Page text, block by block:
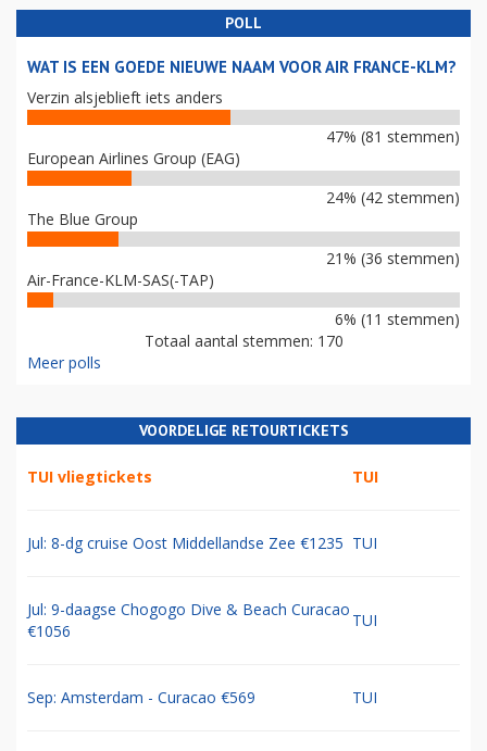
POLL
WAT IS EEN GOEDE NIEUWE NAAM VOOR AIR FRANCE-KLM?
Verzin alsjeblieft iets anders
47% (81 stemmen)
European Airlines Group (EAG)
24% (42 stemmen)
The Blue Group
21% (36 stemmen)
Air-France-KLM-SAS(-TAP)
6% (11 stemmen)
Totaal aantal stemmen: 170
Meer polls
VOORDELIGE RETOURTICKETS
TUI vliegtickets TUI
Jul: 8-dg cruise Oost Middellandse Zee €1235 TUI
Jul: 9-daagse Chogogo Dive & Beach Curacao
€1056
TUI
Sep: Amsterdam - Curacao €569 TUI